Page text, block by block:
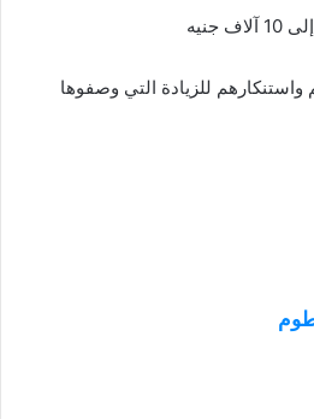
للزيادة التي وصفوها